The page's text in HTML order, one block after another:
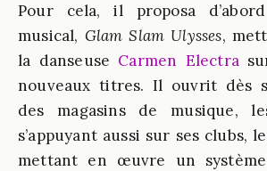
Pour cela, il proposa
musical, Glam Slam Ulysses,
la danseuse Carmen Electra
nouveaux titres. Il ouvrit dès
des magasins de musique,
s’appuyant aussi sur ses clubs,
mettant en œuvre un